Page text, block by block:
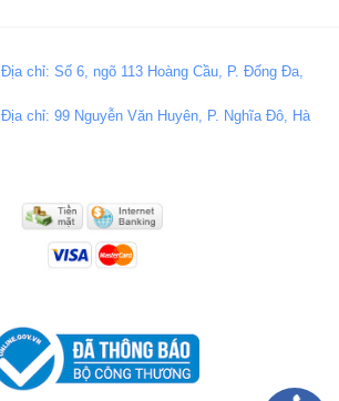
Địa chỉ: Số 6, ngõ 113 Hoàng Cầu, P. Đống Đa,
Địa chỉ: 99 Nguyễn Văn Huyên, P. Nghĩa Đô, Hà